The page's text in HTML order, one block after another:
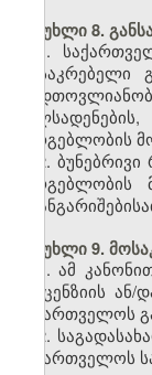
მუხლი 8.
1.
სარგებლობის
2.
მუხლი 9.
1. ამ
ლიცენზიის
საქართველოს
2.
საქართველოს